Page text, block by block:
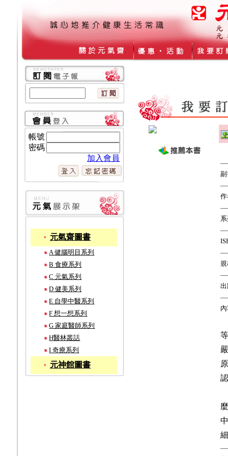
帳號
密碼
加入會員
元氣齋圖書
A 健腦明目系列
B 食療系列
C 元氣系列
D 健美系列
E 自學中醫系列
F 想一想系列
G 家庭醫師系列
H醫林叢話
I 奇療系列
元神館圖書